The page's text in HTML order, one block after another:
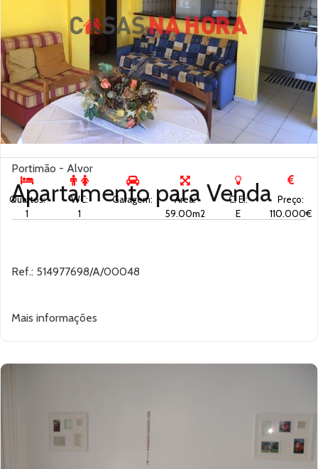
Portimão - Alvor
Apartamento paraVenda
Ref.: 514977698/A/00048
Mais informações
Quartos:
1
WC:
1
Garagem:
Área:
59.00m2
C. E.:
E
Preço:
110.000€